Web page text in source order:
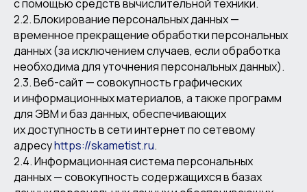
с помощью средств вычислительной техники.
2.2. Блокирование персональных данных —
временное прекращение обработки персональных
данных (за исключением случаев, если обработка
необходима для уточнения персональных данных).
2.3. Веб-сайт — совокупность графических
и информационных материалов, а также программ
для ЭВМ и баз данных, обеспечивающих
их доступность в сети интернет по сетевому
адресуhttps://skametist.ru.
2.4. Информационная система персональных
данных — совокупность содержащихся в базах